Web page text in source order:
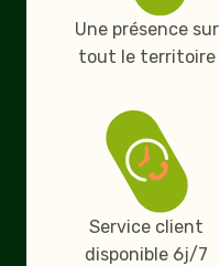
Une présence sur
tout le territoire
Service client
disponible 6j/7